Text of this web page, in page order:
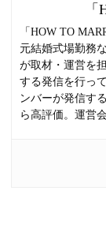
「HOW TO
元結婚式場勤務
が取材・運営を
する発信を行っ
ンバーが発信する
ら高評価。運営